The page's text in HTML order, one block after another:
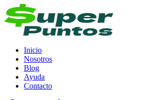
Inicio
Nosotros
Blog
Ayuda
Contacto